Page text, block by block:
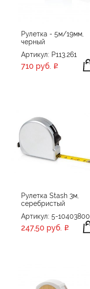
Рулетка - 5м/19мм,
черный
Артикул: P113.261
710 руб.
Рулетка Stash 3м,
серебристый
Артикул: 5-10403800
247,50 руб.